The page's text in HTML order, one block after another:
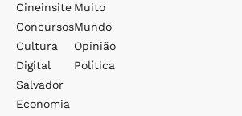
Cineinsite
Concursos
Cultura
Digital
Salvador
Economia
Muito
Mundo
Opinião
Política